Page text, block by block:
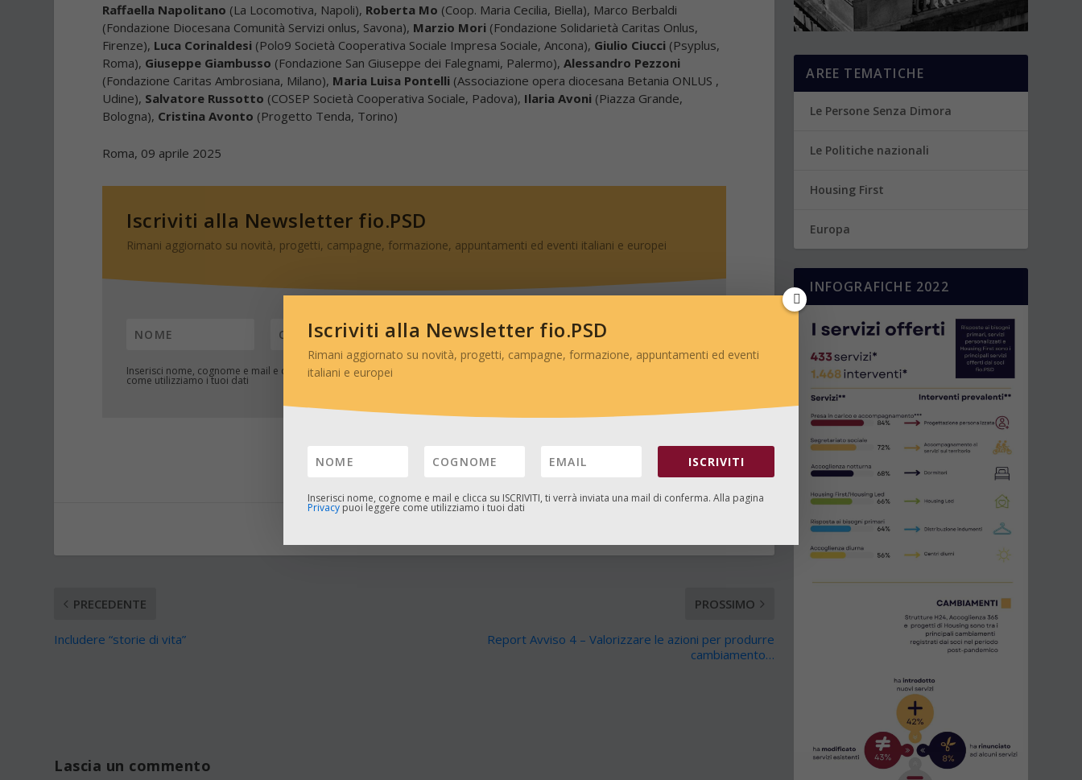
Raffaella Napolitano (La Locomotiva, Napoli), Roberta Mo (Coop. Maria Cecilia, Biella), Marco Berbaldi
(Fondazione Diocesana Comunità Servizi onlus, Savona), Marzio Mori (Fondazione Solidarietà Caritas Onlus,
Firenze), Luca Corinaldesi (Polo9 Società Cooperativa Sociale Impresa Sociale, Ancona), Giulio Ciucci (Psyplus,
Roma), Giuseppe Giambusso (Fondazione San Giuseppe dei Falegnami, Palermo),Alessandro Pezzoni
(Fondazione Caritas Ambrosiana, Milano), Maria Luisa Pontelli (Associazione opera diocesana Betania ONLUS ,
Udine), Salvatore Russotto (COSEP Società Cooperativa Sociale, Padova), Ilaria Avoni (Piazza Grande,
Bologna), Cristina Avonto (Progetto Tenda, Torino)
Roma, 09 aprile 2025
Iscriviti alla Newsletter fio.PSD
Rimani aggiornato su novità, progetti, campagne, formazione, appuntamenti ed eventi italiani e europei
ISCRIVITI
Inserisci nome, cognome e mail e clicca suISCRIVITI, ti verrà inviata una mail di conferma. Alla pagina
come utilizziamo i tuoi dati
PRECEDENTE
Includere “storie di vita”
PROSSIMO
Report Avviso 4 – Valorizzare le azioni per produrre
cambiamento…
Lascia un commento
AREE TEMATICHE
Le Persone Senza Dimora
Le Politiche nazionali
Housing First
Europa
INFOGRAFICHE 2022
Iscriviti alla Newsletter fio.PSD
Rimani aggiornato su novità, progetti, campagne, formazione, appuntamenti ed eventi
italiani e europei
ISCRIVITI
Inserisci nome, cognome e mail e clicca su ISCRIVITI, ti verrà inviata una mail di conferma. Alla pagina
Privacy puoi leggere come utilizziamo i tuoi dati